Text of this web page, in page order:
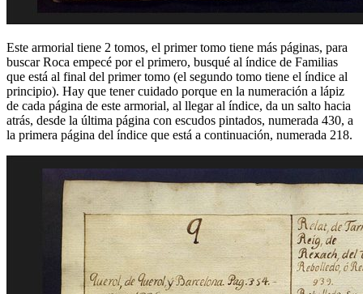
Este armorial tiene 2 tomos, el primer tomo tiene más páginas, para
buscar Roca empecé por el primero, busqué al índice de Familias
que está al final del primer tomo (el segundo tomo tiene el índice al
principio). Hay que tener cuidado porque en la numeración a lápiz
de cada página de este armorial, al llegar al índice, da un salto hacia
atrás, desde la última página con escudos pintados, numerada 430, a
la primera página del índice que está a continuación, numerada 218.